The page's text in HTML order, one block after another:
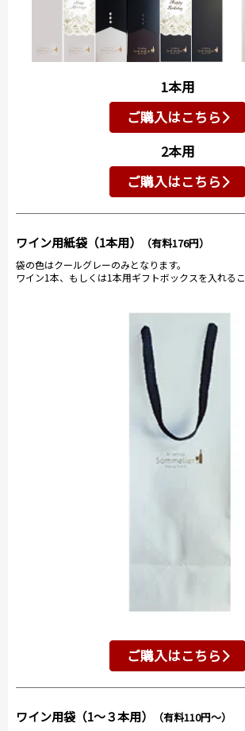
1本用
ご購入はこちら
2本用
ご購入はこちら
ワイン用紙袋（1本用） （有料176円）
袋の色はクールグレーのみとなります。
ワイン1本、もしくは1本用ギフトボックスを入れるこ
ご購入はこちら
ワイン用袋（1～３本用） （有料110円～）